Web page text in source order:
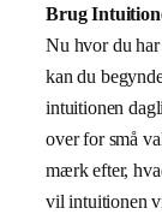
Brug
Nu hvor du
kan du
intuitionen
over for små
mærk efter,
vil intuitionen